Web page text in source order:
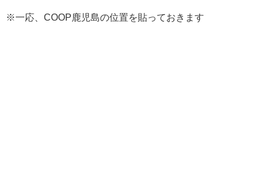
※一応、COOP鹿児島の位置を貼っておきます